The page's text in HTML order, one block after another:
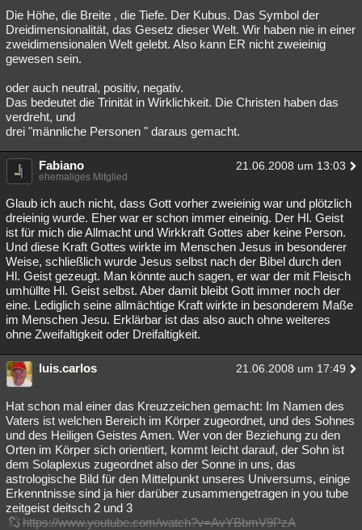
Die Höhe, die Breite , die Tiefe. Der Kubus. Das Symbol der
Dreidimensionalität, das Gesetz dieser Welt. Wir haben nie in einer
zweidimensionalen Welt gelebt. Also kann ER nicht zweieinig
gewesen sein.
oder auch neutral, positiv, negativ.
Das bedeutet die Trinität in Wirklichkeit. Die Christen haben das
verdreht, und
drei "männliche Personen " daraus gemacht.
Fabiano 21.06.2008 um 13:03
ehemaliges Mitglied
Glaub ich auch nicht, dass Gott vorher zweieinig war und plötzlich
dreieinig wurde. Eher war er schon immer eineinig. Der Hl. Geist
ist für mich die Allmacht und Wirkkraft Gottes aber keine Person.
Und diese Kraft Gottes wirkte im Menschen Jesus in besonderer
Weise, schließlich wurde Jesus selbst nach der Bibel durch den
Hl. Geist gezeugt. Man könnte auch sagen, er war der mit Fleisch
umhüllte Hl. Geist selbst. Aber damit bleibt Gott immer noch der
eine. Lediglich seine allmächtige Kraft wirkte in besonderem Maße
im Menschen Jesu. Erklärbar ist das also auch ohne weiteres
ohne Zweifaltigkeit oder Dreifaltigkeit.
luis.carlos 21.06.2008 um 17:49
Hat schon mal einer das Kreuzzeichen gemacht: Im Namen des
Vaters ist welchen Bereich im Körper zugeordnet, und des Sohnes
und des Heiligen Geistes Amen. Wer von der Beziehung zu den
Orten im Körper sich orientiert, kommt leicht darauf, der Sohn ist
dem Solaplexus zugeordnet also der Sonne in uns, das
astrologische Bild für den Mittelpunkt unseres Universums, einige
Erkenntnisse sind ja hier darüber zusammengetragen in you tube
zeitgeist deitsch 2 und 3
https://www.youtube.com/watch?v=AvYBbmV9PzA